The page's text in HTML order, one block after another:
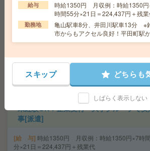
《時間相談OK！》電話なし！長期！総
[派遣]
時給1340円
勤務地 井田川駅車9分、亀山駅車15分 ※亀山駅
車15分 ！加佐登駅から車20分（無料駐車場あり
地内に3ヶ所あり））
未経験OK！企業受付＊大手グループで
事[派遣]
給 与 時給1350円 月収例：時給1350円×7時
分×21日＝224,437円＋残業代
給与
時給1350円 月収例：時給1350
時間55分×21日＝224,437円＋残
勤務地
亀山駅車8分、井田川駅車13分 ※
市からもアクセル良好！平田町駅
も20分！
スキップ どちらも
しばらく表示しない